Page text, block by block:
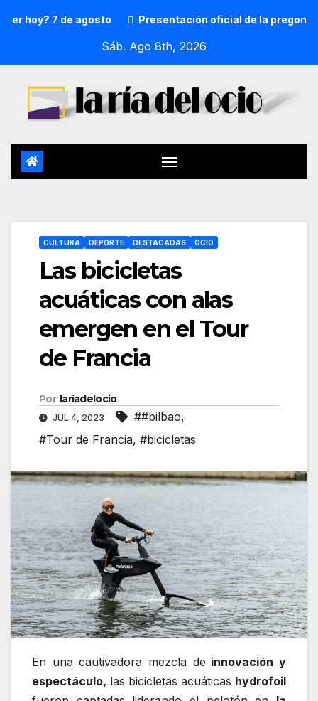
7 de agosto Presentación oficial de la pregonera y
Sáb. Ago 8th, 2026
CULTURA DEPORTE DESTACADAS OCIO
Las bicicletas
acuáticas con alas
emergen en el Tour
de Francia
Por laríadelocio
JUL 4, 2023 ##bilbao,
#Tour de Francia, #bicicletas
En una cautivadora mezcla de innovación y
espectáculo, las bicicletas acuáticas hydrofoil